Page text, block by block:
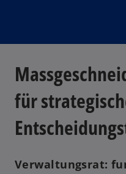
für
Verwaltungsrat: